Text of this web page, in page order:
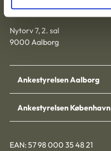
Postadresse:
Nytorv 7, 2. sal
9000 Aalborg
Ankestyrelsen Aalborg
Ankestyrelsen København
EAN: 57 98 000 35 48 21